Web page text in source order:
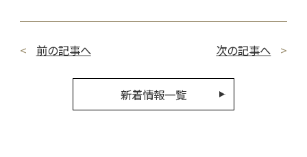
前の記事へ 次の記事へ
新着情報一覧